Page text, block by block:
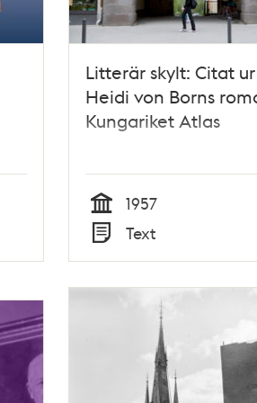
Litterär skylt: Citat ur
Heidi von Borns
Kungariket Atlas
Tid
1957
Typ
Text